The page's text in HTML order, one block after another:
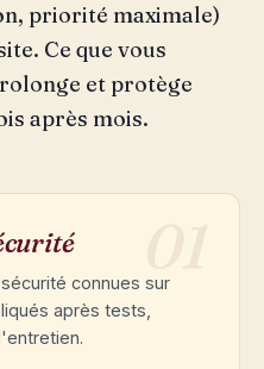
priorité maximale)
Ce que vous
et protège
après mois.
connues sur
après tests,